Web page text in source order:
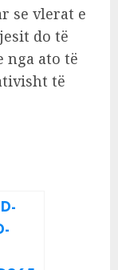
se vlerat e
do të
nga ato të
të